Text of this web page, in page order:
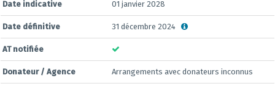
Date indicative 01 janvier 2028
Date définitive 31 décembre 2024
AT notifiée
Donateur / Agence Arrangements avec donateurs inconnus